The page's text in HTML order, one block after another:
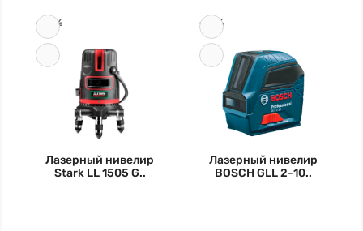
-20%
Лазерный нивелир
Stark LL 1505 G..
-15%
Лазерный нивелир
BOSCH GLL 2-10..